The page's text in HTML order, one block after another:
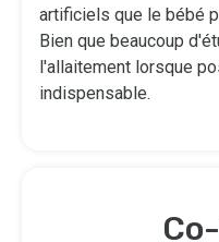
artificiels que le bébé
Bien que beaucoup
l'allaitement lorsque
indispensable.